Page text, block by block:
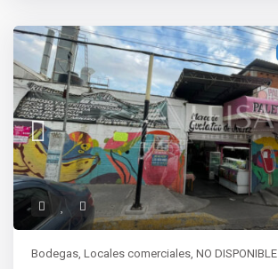
Bodegas,Locales comerciales,NO DISPONIBLE